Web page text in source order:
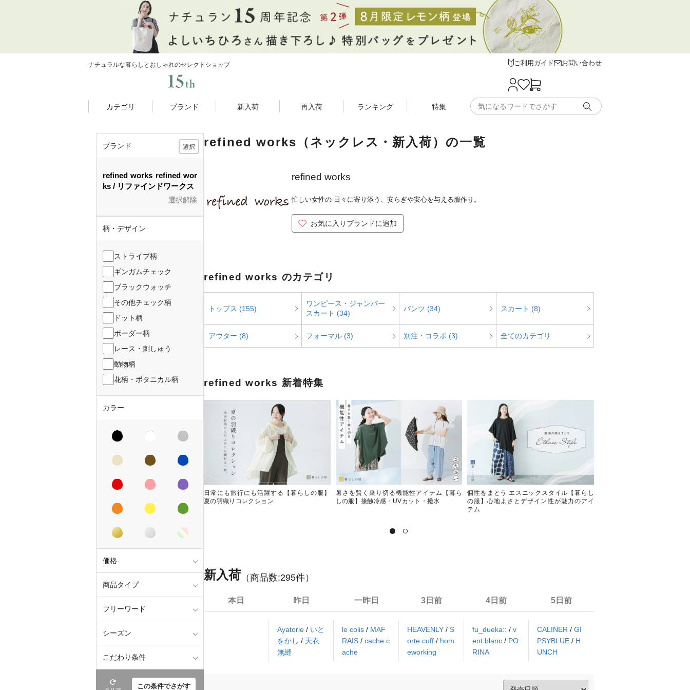
ナチュラルな暮らしとおしゃれのセレクトショップ ご利用ガイド お問い合わせ
カテゴリ ブランド 新入荷 再入荷 ランキング 特集
ブランド 選択
refined works refined wor
ks
リファインドワークス
選択解除
柄・デザイン
ストライプ柄
ギンガムチェック
ブラックウォッチ
その他チェック柄
ドット柄
ボーダー柄
レース・刺しゅう
動物柄
花柄・ボタニカル柄
カラー
価格
商品タイプ
フリーワード
シーズン
こだわり条件
この条件でさがす
refined works（ネックレス・新入荷）の一覧
refined works
忙しい女性の 日々に寄り添う、安らぎや安心を与える服作り。
お気に入りブランドに追加
refined works のカテゴリ
トップス (155)
ワンピース・ジャンパー
スカート (34)
パンツ (34) スカート (8)
アウター (8) フォーマル (3) 別注・コラボ (3) 全てのカテゴリ
refined works 新着特集
日常にも旅行にも活躍する【暮らしの服】
夏の羽織りコレクション
暑さを賢く乗り切る機能性アイテム【暮ら
しの服】接触冷感・UVカット・撥水
個性をまとう エスニックスタイル【暮らし
の服】心地よさとデザイン性が魅力のアイ
テム
新入荷 （商品数:295件）
本日 昨日
Ayatorie / いと
をかし / 天衣
無縫
一昨日
le colis/ MAF
RAIS/cache c
ache
3日前
HEAVENLY / S
orte cuff / hom
eworking
4日前
fu_dueka:: / v
ent blanc / PO
RINA
5日前
CALINER/GI
PSYBLUE/ H
UNCH